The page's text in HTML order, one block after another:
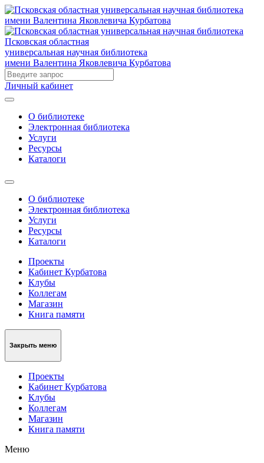
Псковская областная
универсальная научная библиотека
имени Валентина Яковлевича Курбатова
Личный кабинет
О библиотеке
Электронная библиотека
Услуги
Ресурсы
Каталоги
О библиотеке
Электронная библиотека
Услуги
Ресурсы
Каталоги
Проекты
Кабинет Курбатова
Клубы
Коллегам
Магазин
Книга памяти
Закрыть меню
Проекты
Кабинет Курбатова
Клубы
Коллегам
Магазин
Книга памяти
Меню